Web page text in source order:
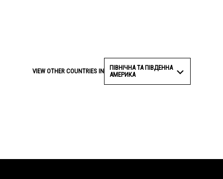
VIEW OTHER COUNTRIES IN
ПІВНІЧНА ТА ПІВДЕННА
АМЕРИКА